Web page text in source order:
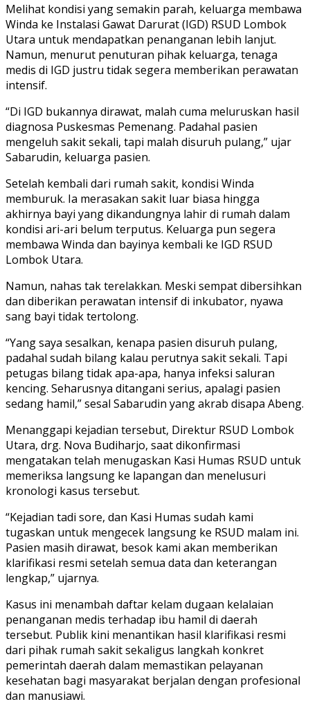
Melihat kondisi yang semakin parah, keluarga membawa
Winda ke Instalasi Gawat Darurat (IGD) RSUD Lombok
Utara untuk mendapatkan penanganan lebih lanjut.
Namun, menurut penuturan pihak keluarga, tenaga
medis di IGD justru tidak segera memberikan perawatan
intensif.
“Di IGD bukannya dirawat, malah cuma meluruskan hasil
diagnosa Puskesmas Pemenang. Padahal pasien
mengeluh sakit sekali, tapi malah disuruh pulang,” ujar
Sabarudin, keluarga pasien.
Setelah kembali dari rumah sakit, kondisi Winda
memburuk. Ia merasakan sakit luar biasa hingga
akhirnya bayi yang dikandungnya lahir di rumah dalam
kondisi ari-ari belum terputus. Keluarga pun segera
membawa Winda dan bayinya kembali ke IGD RSUD
Lombok Utara.
Namun, nahas tak terelakkan. Meski sempat dibersihkan
dan diberikan perawatan intensif di inkubator, nyawa
sang bayi tidak tertolong.
“Yang saya sesalkan, kenapa pasien disuruh pulang,
padahal sudah bilang kalau perutnya sakit sekali. Tapi
petugas bilang tidak apa-apa, hanya infeksi saluran
kencing. Seharusnya ditangani serius, apalagi pasien
sedang hamil,” sesal Sabarudin yang akrab disapa Abeng.
Menanggapi kejadian tersebut, Direktur RSUD Lombok
Utara, drg. Nova Budiharjo, saat dikonfirmasi
mengatakan telah menugaskan Kasi Humas RSUD untuk
memeriksa langsung ke lapangan dan menelusuri
kronologi kasus tersebut.
“Kejadian tadi sore, dan Kasi Humas sudah kami
tugaskan untuk mengecek langsung ke RSUD malam ini.
Pasien masih dirawat, besok kami akan memberikan
klarifikasi resmi setelah semua data dan keterangan
lengkap,” ujarnya.
Kasus ini menambah daftar kelam dugaan kelalaian
penanganan medis terhadap ibu hamil di daerah
tersebut. Publik kini menantikan hasil klarifikasi resmi
dari pihak rumah sakit sekaligus langkah konkret
pemerintah daerah dalam memastikan pelayanan
kesehatan bagi masyarakat berjalan dengan profesional
dan manusiawi.